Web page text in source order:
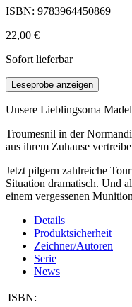
ISBN: 9783964450869
22,00 €
Sofort lieferbar
Leseprobe anzeigen
Unsere Lieblingsoma
Troumesnil in der
aus ihrem Zuhause
Jetzt pilgern zahlreiche
Situation dramatisch. Und
einem vergessenen
Details
Produktsicherheit
Zeichner/Autoren
Serie
News
ISBN: